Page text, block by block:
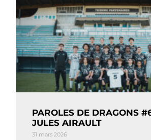
PAROLES DE DRAGONS
JULES AIRAULT
31 mars 2026